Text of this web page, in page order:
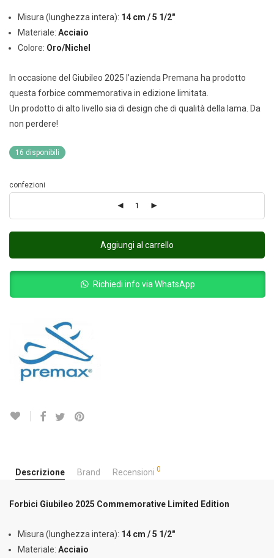
Misura (lunghezza intera): 14 cm / 5 1/2″
Materiale: Acciaio
Colore: Oro/Nichel
In occasione del Giubileo 2025 l’azienda Premana ha prodotto
questa forbice commemorativa in edizione limitata.
Un prodotto di alto livello sia di design che di qualità della lama. Da
non perdere!
16 disponibili
confezioni
Aggiungi al carrello
Richiedi info via WhatsApp
Descrizione Brand Recensioni 0
Forbici Giubileo 2025 Commemorative Limited Edition
Misura (lunghezza intera): 14 cm / 5 1/2″
Materiale: Acciaio